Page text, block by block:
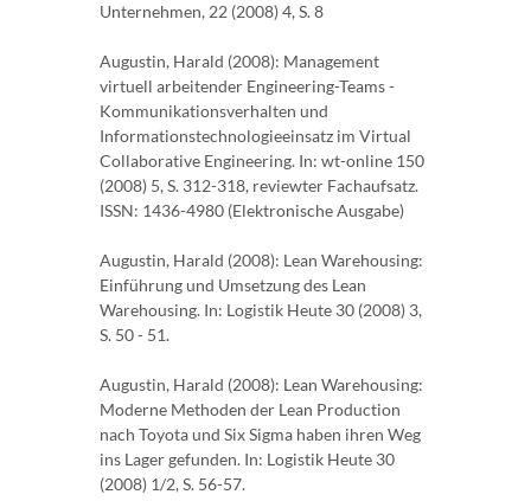
Unternehmen, 22 (2008) 4, S. 8
Augustin, Harald (2008): Management
virtuell arbeitender Engineering-Teams -
Kommunikationsverhalten und
Informationstechnologieeinsatz im Virtual
Collaborative Engineering. In: wt-online 150
(2008) 5, S. 312-318, reviewter Fachaufsatz.
ISSN: 1436-4980 (Elektronische Ausgabe)
Augustin, Harald (2008): Lean Warehousing:
Einführung und Umsetzung des Lean
Warehousing. In: Logistik Heute 30 (2008) 3,
S. 50 - 51.
Augustin, Harald (2008): Lean Warehousing:
Moderne Methoden der Lean Production
nach Toyota und Six Sigma haben ihren Weg
ins Lager gefunden. In: Logistik Heute 30
(2008) 1/2, S. 56-57.